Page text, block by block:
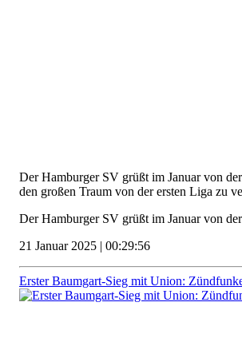
Der Hamburger SV grüßt im Januar von
den großen Traum von der ersten Liga zu
Der Hamburger SV grüßt im Januar von
21 Januar 2025 | 00:29:56
Erster Baumgart-Sieg mit Union: